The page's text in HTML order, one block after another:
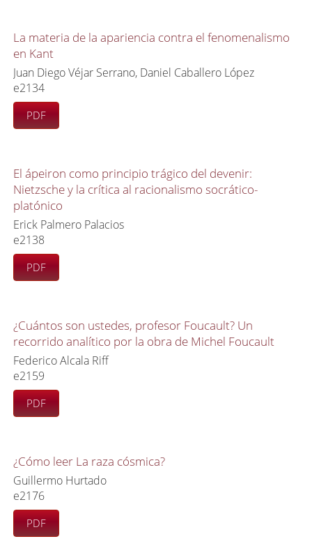
La materia de la apariencia contra el fenomenalismo
en Kant
Juan Diego Véjar Serrano, Daniel Caballero López
e2134
PDF
El ápeiron como principio trágico del devenir:
Nietzsche y la crítica al racionalismo socrático-
platónico
Erick Palmero Palacios
e2138
PDF
¿Cuántos son ustedes, profesor Foucault? Un
recorrido analítico por la obra de Michel Foucault
Federico Alcala Riff
e2159
PDF
¿Cómo leer La raza cósmica?
Guillermo Hurtado
e2176
PDF